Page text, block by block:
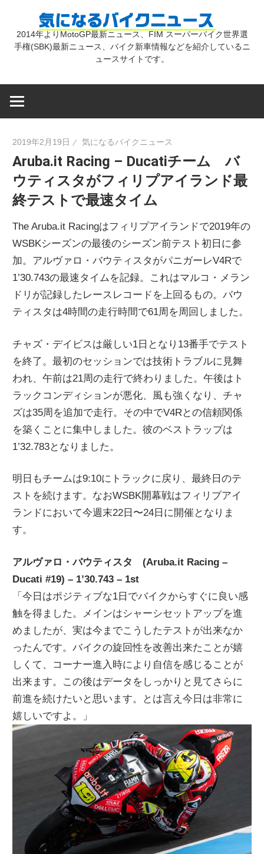
気
バ
ク
ニ
ュ
ー
ス
2014年よりMotoGP最新ニュース、FIM スーパーバイク世界選
手権(SBK)最新ニュース、バイク新車情報などを紹介しているニ
ュースサイトです。
2019年2月19日 気になるバイクニュース
Aruba.it Racing – Ducatiチーム バ
ウティスタがフィリプアイランド最
終テストで最速タイム
The Aruba.it Racingはフィリプアイランドで2019年の
WSBKシーズンの最後のシーズン前テスト初日に参
加。アルヴァロ・バウティスタがパニガーレV4Rで
1’30.743の最速タイムを記録。これはマルコ・メラン
ドリが記録したレースレコードを上回るもの。バウ
ティスタは4時間の走行時間で61周を周回しました。
チャズ・デイビスは厳しい1日となり13番手でテスト
を終了。最初のセッションでは技術トラブルに見舞
われ、午前は21周の走行で終わりました。午後はト
ラックコンディションが悪化、風も強くなり、チャ
ズは35周を追加で走行。その中でV4Rとの信頼関係
を築くことに集中しました。彼のベストラップは
1’32.783となりました。
明日もチームは9:10にトラックに戻り、最終日のテ
ストを続けます。なおWSBK開幕戦はフィリプアイ
ランドにおいて今週末22日〜24日に開催となりま
す。
アルヴァロ・バウティスタ (Aruba.it Racing –
Ducati #19) – 1’30.743 – 1st
「今日はポジティブな1日でバイクからすぐに良い感
触を得ました。メインはシャーシセットアップを進
めましたが、実は今までこうしたテストが出来なか
ったんです。バイクの旋回性を改善出来たことが嬉
しくて、コーナー進入時により自信を感じることが
出来ます。この後はデータをしっかりと見てさらに
前進を続けたいと思います。とは言え今日は非常に
嬉しいですよ。」